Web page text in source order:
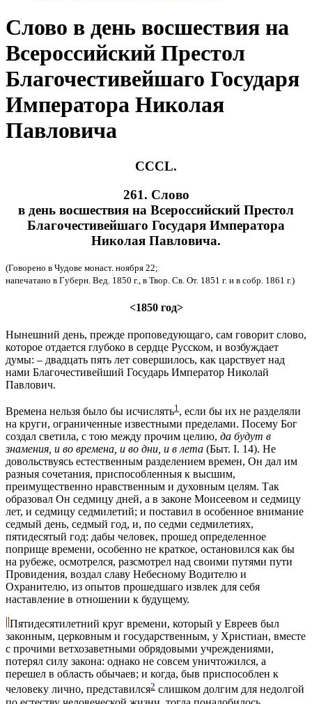
Слово в день восшествия на
Всероссийский Престол
Благочестивейшаго Государя
Императора Николая
Павловича
CCCL.
261. Слово
в день восшествия на Всероссийский Престол
Благочестивейшаго Государя Императора
Николая Павловича.
(Говорено в Чудове монаст. ноября 22;
напечатано в Губерн. Вед. 1850 г., в Твор. Св. От. 1851 г. и в собр. 1861 г.)
<1850 год>
Нынешний день, прежде проповедующаго, сам говорит слово,
которое отдается глубоко в сердце Русском, и возбуждает
думы: – двадцать пять лет совершилось, как царствует над
нами Благочестивейший Государь Император Николай
Павлович.
Времена нельзя было бы исчислять1 , если бы их не разделяли
на круги, ограниченные известными пределами. Посему Бог
создал светила, с тою между прочим целию, да будут в
знамения, и во времена, и во дни, и в лета (Быт. I. 14). Не
довольствуясь естественным разделением времен, Он дал им
разныя сочетания, приспособленныя к высшим,
преимущественно нравственным и духовным целям. Так
образовал Он седмицу дней, а в законе Моисеевом и седмицу
лет, и седмицу седмилетий; и поставил в особенное внимание
седмый день, седмый год, и, по седми седмилетиях,
пятидесятый год: дабы человек, прошед определенное
поприще времени, особенно не краткое, остановился как бы
на рубеже, осмотрелся, разсмотрел над своими путями пути
Провидения, воздал славу Небесному Водителю и
Охранителю, из опытов прошедшаго извлек для себя
наставление в отношении к будущему.
Пятидесятилетний круг времени, который у Евреев был
законным, церковным и государственным, у Христиан, вместе
с прочими ветхозаветными обрядовыми учреждениями,
потерял силу закона: однако не совсем уничтожился, а
перешел в область обычаев; и когда, быв приспособлен к
человеку лично, представился2 слишком долгим для недолгой